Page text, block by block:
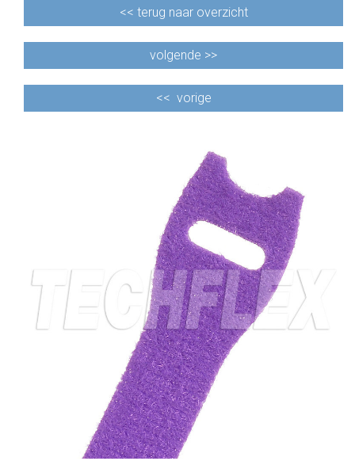
<< terug naar overzicht
volgende >>
<< vorige